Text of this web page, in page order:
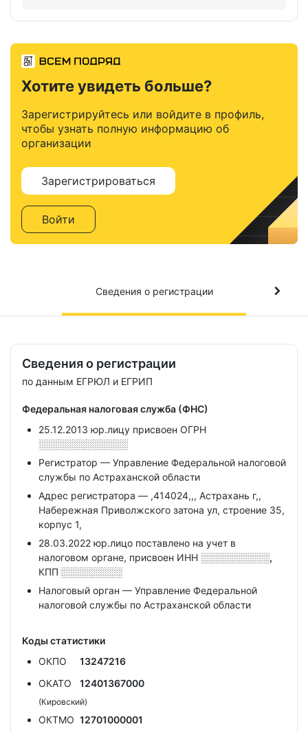
Хотите увидеть больше?
Зарегистрируйтесь или войдите в профиль,
чтобы узнать полную информацию об
организации
Зарегистрироваться
Войти
Сведения о регистрации
Сведения о регистрации
по данным ЕГРЮЛ и ЕГРИП
Федеральная налоговая служба (ФНС)
25.12.2013 юр.лицу присвоен ОГРН
░░░░░░░░░░░░░
Регистратор — Управление Федеральной налоговой
службы по Астраханской области
Адрес регистратора — ,414024,,, Астрахань г,,
Набережная Приволжского затона ул, строение 35,
корпус 1,
28.03.2022 юр.лицо поставлено на учет в
налоговом органе, присвоен ИНН ░░░░░░░░░░,
КПП ░░░░░░░░░
Налоговый орган — Управление Федеральной
налоговой службы по Астраханской области
Коды статистики
ОКПО
13247216
ОКАТО
12401367000
(Кировский)
ОКТМО 12701000001